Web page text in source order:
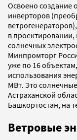
Освоено создание
инверторов
в проектировании,
солнечных
Минпромторг
уже по 16
использования
МВт. Это
Астраханской
Башкортостан, на
Ветровые